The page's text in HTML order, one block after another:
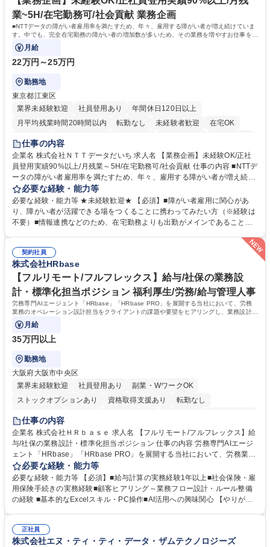
キャリアを築きたい」という前向きな意欲と挑戦を全力で応援します。 学
歴・資格 学歴：大学院 大学 高専 短大 専修学校 高校 語学力： 資格：日商
簿記検定1級 日商簿記検定2級 日商簿記検定3級
業~5H/在宅勤務可/社会貢献 業務企画
■NTTデータの障がい者雇用率を満たすため、年々、雇用する障がい者が増え続けていま
す。中でも、完全在宅勤務の障がい者の増加数が多いため、その業務を増やすお仕事を担
っていただきます。
月給
22万円～25万円
勤務地
東京都江東区
業界未経験歓迎
社員登用あり
年間休日120日以上
月平均残業時間20時間以内
転勤なし 未経験者歓迎
在宅OK
育休あり
完全週休2日制
仕事の内容
企業名 株式会社ＮＴＴデータだいち 求人名 【業務企画】未経験OK/正社
員登用実績90%以上/月残業～5H/在宅勤務可/社会貢献 仕事の内容 ■NTTデ
ータの障がい者雇用率を満たすため、年々、雇用する障がい者が増え続け
ています。中でも、完全在宅勤務の障がい者の増加数が多いため、その業
務を増やすお仕事を担っていただきます。 【詳細】■既存業務の拡大およ
び運用のサポート(オペレーション業務:申請書の作成代行等) ■新規事業・
サービスの企画立案および推進 障がい者の方にどんな仕事があると良いか
します。 ■在宅勤務の障がい者社員とのコミュニケーションを通じた適性
やスキルの把握 ■AI活用業務など、既存領域を超えた案件の開拓 ■NTTデ
ータグループの会社へ提案活動 募集職種 【業務企画】未経験OK/正社員登
用実績90%以上/月残業～5H/在宅勤務可/社会貢献
必要な経験・能力等
必要な経験・能力等 ★未経験歓迎★ 【必須】■障がい者雇用に関心があ
り、障がい者が活躍できる場をつくることに携わってみたい方（※経験は
不要）■情報連携などのため、在宅勤務よりも出勤がメインであることに
や活躍の場を生む、唯一無二の社会貢献性を実感できます。 【正社員登
用】正社員登用を前提としておりますので、最短で1.5年～2年で正社員へ
の雇用切り替えとなります。過去の正社員登用率は90％です。 将来的に
は当社の中核となる管理職になって頂く事を期待しています。 正社員登用
に向け全力でサポートを行いますのでご安心ください。 学歴・資格 学
歴：大学院 大学 高専 短大 専修学校 高校 語学力： 資格：
契約社員
株式会社HRbase
【フルリモート/フルフレックス】給与/社保の業務設
計・標準化担当ポジション 福利厚生/労務/給与管理人事
労務専門AIエージェント「HRbase」「HRbase PRO」を展開する当社において、労務
業務のオペレーション設計担当をクライアントの課題や要望をヒアリングし、業務設計や
システム設定へと落とし込むポジションです。
月給
35万円以上
勤務地
大阪府大阪市中央区
業界未経験歓迎
社員登用あり
副業・WワークOK
ストックオプションあり
資格取得支援あり
転勤なし
時短勤務あり
服装自由
仕事の内容
企業名 株式会社ＨＲｂａｓｅ 求人名 【フルリモート/フルフレックス】給
与/社保の業務設計・標準化担当ポジション 仕事の内容 労務専門AIエージ
ェント「HRbase」「HRbase PRO」を展開する当社において、労務業務
のオペレーション設計担当をクライアントの課題や要望をヒアリングし、
業務設計やシステム設定へと落とし込むポジションです。 【具体的に
は】・業務オペレーション設計（要件定義/顧客ヒアリング/業務オペレー
ションの洗い出し、ルール整備、システム設定) ・業務マニュアル作成、
（年調等の年次業務など） 募集職種 【フルリモート/フルフレックス】給
与/社保の業務設計・標準化担当ポジション
必要な経験・能力等
必要な経験・能力等 【必須】■給与計算の実務経験1年以上■社会保険・雇
用保険手続きの実務経験■顧客ヒアリング～業務フロー設計・ルール整備
の経験 ■基本的なExcelスキル・PC操作■AI活用への興味関心 【やりが
る設計にとどまらず、ご自身が現場のエキスパートとしてオペレーション
を実行する機会もあり、実務と改善の両面でスキルを発揮できる環境で
正社員
株式会社エヌ・ティ・ティ・データ・ザムテクノロジーズ